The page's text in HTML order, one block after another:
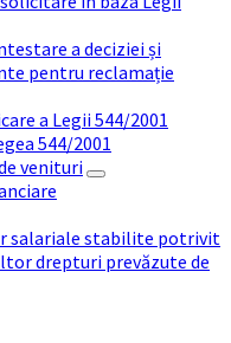
a deciziei și
pentru reclamație
a Legii 544/2001
544/2001
venituri
salariale stabilite potrivit
drepturi prevăzute de